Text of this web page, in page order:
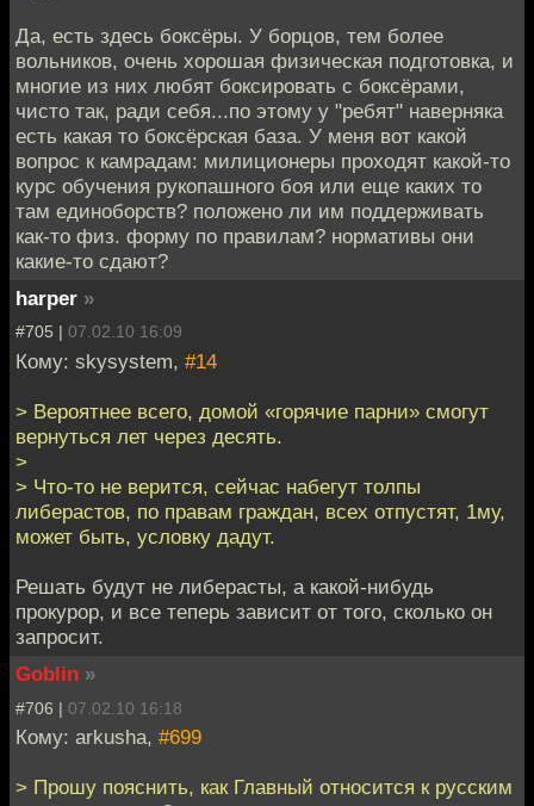
Да, есть здесь боксёры. У борцов, тем более
вольников, очень хорошая физическая подготовка, и
многие из них любят боксировать с боксёрами,
чисто так, ради себя...по этому у "ребят" наверняка
есть какая то боксёрская база. У меня вот какой
вопрос к камрадам: милиционеры проходят какой-то
курс обучения рукопашного боя или еще каких то
там единоборств? положено ли им поддерживать
как-то физ. форму по правилам? нормативы они
какие-то сдают?
harper »
#705 | 07.02.10 16:09
Кому: skysystem, #14
> Вероятнее всего, домой «горячие парни» смогут
вернуться лет через десять.
>
> Что-то не верится, сейчас набегут толпы
либерастов, по правам граждан, всех отпустят, 1му,
может быть, условку дадут.
Решать будут не либерасты, а какой-нибудь
прокурор, и все теперь зависит от того, сколько он
запросит.
Goblin »
#706 | 07.02.10 16:18
Кому: arkusha, #699
> Прошу пояснить, как Главный относится к русским